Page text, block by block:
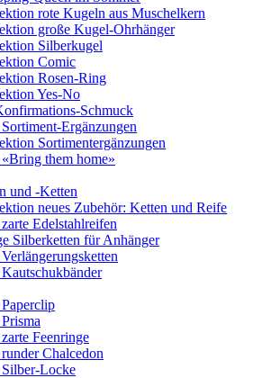
rote Kugeln aus Muschelkern
große Kugel-Ohrhänger
Silberkugel
Comic
Rosen-Ring
Yes-No
Schmuck
Ergänzungen
Sortimentergänzungen
them home»
und -Ketten
neues Zubehör: Ketten und Reife
Edelstahlreifen
Silberketten für Anhänger
Feenringe
Chalcedon
Locke